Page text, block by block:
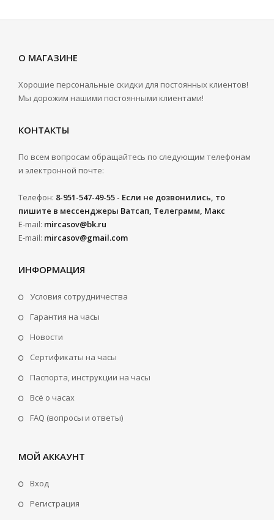
О МАГАЗИНЕ
Хорошие персональные скидки для постоянных клиентов!
Мы дорожим нашими постоянными клиентами!
КОНТАКТЫ
По всем вопросам обращайтесь по следующим телефонам
и электронной почте:
Телефон: 8-951-547-49-55 - Если не дозвонились, то
пишите в мессенджеры Ватсап, Телеграмм, Макс
E-mail: mircasov@bk.ru
E-mail: mircasov@gmail.com
ИНФОРМАЦИЯ
Условия сотрудничества
Гарантия на часы
Новости
Сертификаты на часы
Паспорта, инструкции на часы
Всё о часах
FAQ (вопросы и ответы)
МОЙ АККАУНТ
Вход
Регистрация